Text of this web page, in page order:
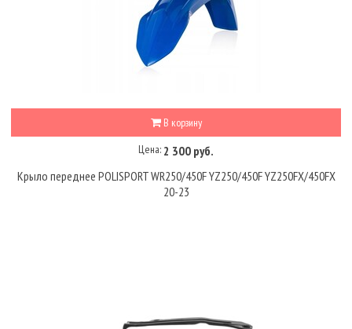
В корзину
Цена: 2 300 руб.
Крыло переднее POLISPORT WR250/450F YZ250/450F YZ250FX/450FX
20-23